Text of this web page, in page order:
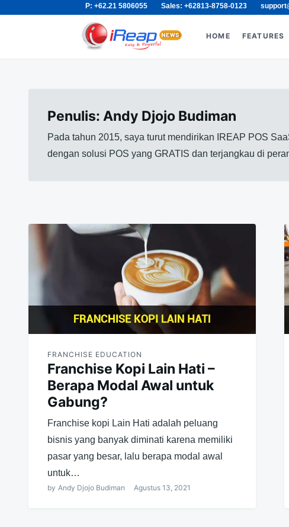
P: +62.21 5806055 Sales: +62813-8758-0123
Search
HOME FEATURES
Penulis: Andy Djojo Budiman
Pada tahun 2015, saya turut mendirikan IREAP POS
dengan solusi POS yang GRATIS dan terjangkau di
FRANCHISE EDUCATION
Franchise Kopi Lain Hati –
Berapa Modal Awal untuk
Gabung?
Franchise kopi Lain Hati adalah peluang
bisnis yang banyak diminati karena memiliki
pasar yang besar, lalu berapa modal awal
untuk…
by Andy Djojo Budiman Agustus 13, 2021